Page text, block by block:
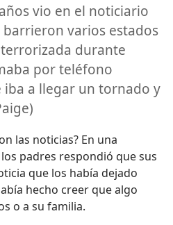
vio en el noticiario
varios estados
durante
por teléfono
a llegar un tornado y
las noticias? En una
padres respondió que sus
que los había dejado
hecho creer que algo
o a su familia.